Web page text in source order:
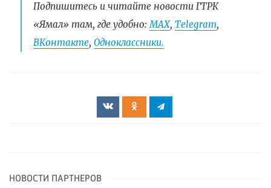
Подпишитесь и читайте новости ГТРК
«Ямал» там, где удобно:МАХ, Telegram,
ВКонтакте, Одноклассники.
НОВОСТИ ПАРТНЕРОВ